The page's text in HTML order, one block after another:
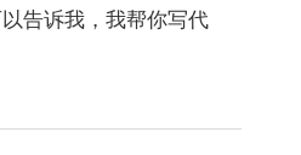
告诉我，我帮你写代